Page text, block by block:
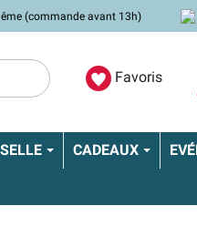
(commande avant 13h)
Favoris
CADEAUX